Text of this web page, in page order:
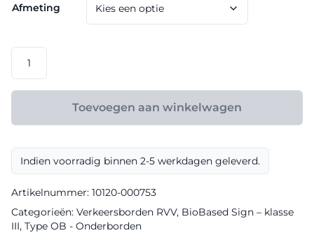
tot
€ 101,20
Afmeting
model
OB713
III
Sign
aantal
Toevoegen aan winkelwagen
Indien voorradig binnen 2-5 werkdagen geleverd.
Artikelnummer: 10120-000753
Categorieën: Verkeersborden RVV, BioBased Sign – klasse
III, Type OB - Onderborden